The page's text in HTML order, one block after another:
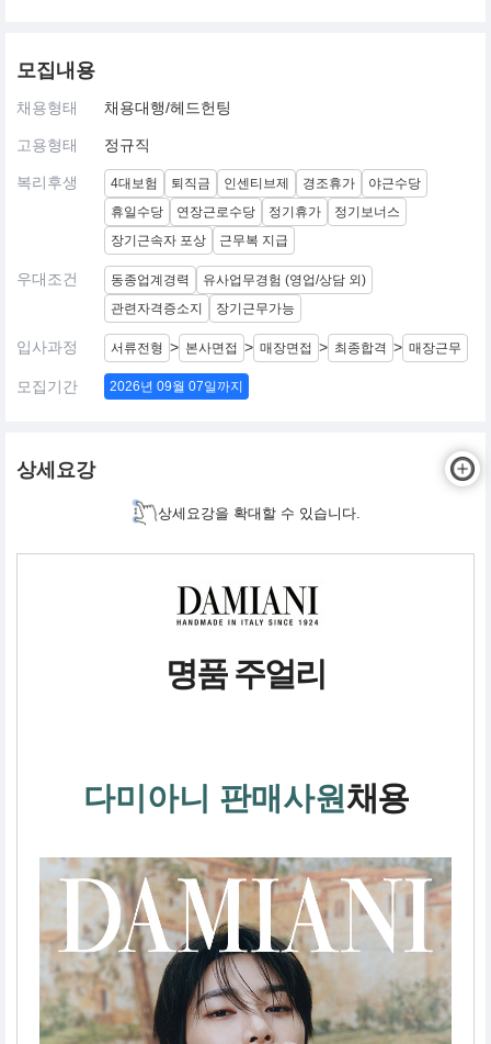
모집내용
채용형태 채용대행/헤드헌팅
고용형태 정규직
복리후생 4대보험 퇴직금 인센티브제 경조휴가
야근수당
휴일수당
연장근로수당 정기휴가
정기보너스
장기근속자 포상
근무복 지급
우대조건 동종업계경력
유사업무경험 (영업/상담 외)
관련자격증소지
장기근무가능
입사과정 서류전형 > 본사면접 > 매장면접 > 최종합격 > 매장근무
모집기간 2026년 09월 07일까지
상세요강
상세요강을 확대할 수 있습니다.
명품 주얼리
다미아니 판매사원채용